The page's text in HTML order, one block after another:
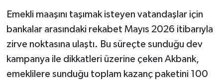
Emekli maaşını taşımak isteyen vatandaşlar için
bankalar arasındaki rekabet Mayıs 2026 itibarıyla
zirve noktasına ulaştı. Bu süreçte sunduğu dev
kampanya ile dikkatleri üzerine çeken Akbank,
emeklilere sunduğu toplam kazanç paketini 100
MAGAZİN
MANŞET